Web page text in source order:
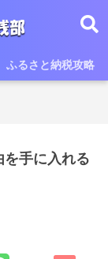
ふるさと納税攻略
を手に入れる